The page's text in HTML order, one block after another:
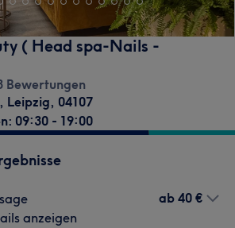
( Head spa-Nails -
Bewertungen
, Leipzig, 04107
09:30 - 19:00
anzeigen
ab 40 €